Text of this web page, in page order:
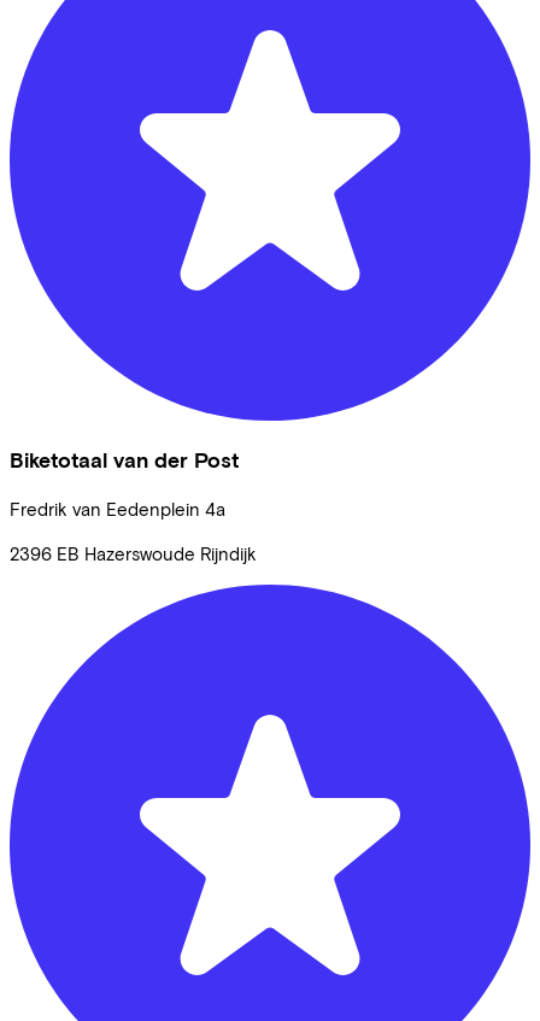
Biketotaal van der Post
Fredrik van Eedenplein 4a
2396 EB Hazerswoude Rijndijk